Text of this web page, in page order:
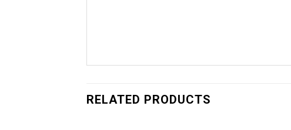
RELATED PRODUCTS